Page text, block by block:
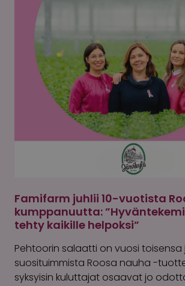
Famifarm juhlii 10-vuotista
kumppanuutta:
tehty kaikille helpoksi”
Pehtoorin salaatti on vuosi toisensa
suosituimmista Roosa nauha -
syksyisin kuluttajat osaavat jo